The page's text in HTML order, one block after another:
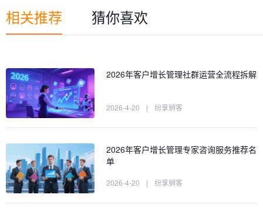
相关推荐 猜你喜欢
2026年客户增长管理社群运营全流程拆解
2026-4-20 | 纷享销客
2026年客户增长管理专家咨询服务推荐名
单
2026-4-20 | 纷享销客